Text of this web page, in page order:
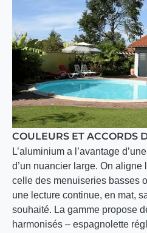
COULEURS ET ACCORDS
L’aluminium a l’avantage
d’un nuancier large. On aligne
celle des menuiseries basses
une lecture continue, en mat,
souhaité. La gamme propose
harmonisés – espagnolette